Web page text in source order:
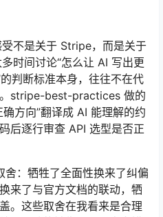
不是关于 Stripe，而是关于
时间讨论“怎么让 AI 写出更
判断标准本身，往往不在代
stripe-best-practices 做的
方向”翻译成 AI 能理解的约
后逐行审查 API 选型是否正
：牺牲了全面性换来了纠偏
来了与官方文档的联动，牺
。这些取舍在我看来是合理